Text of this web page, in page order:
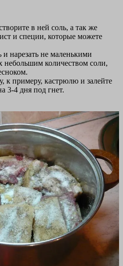
в ней соль, а так же
и специи, которые можете
нарезать не маленькими
небольшим количеством соли,
к примеру, кастрюлю и залейте
3-4 дня под гнет.